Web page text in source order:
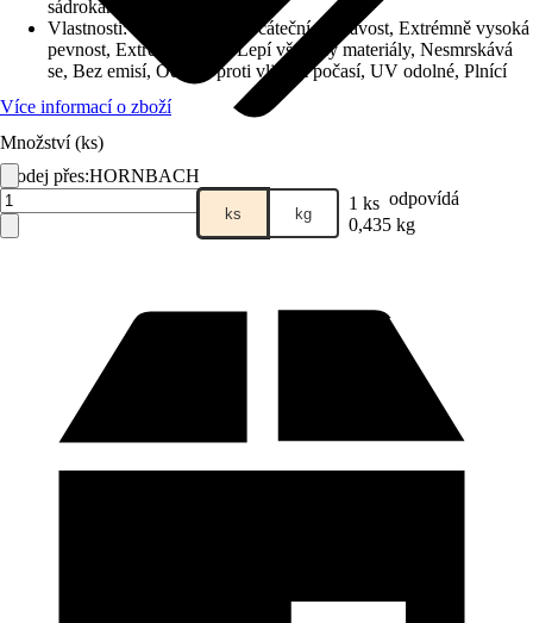
Prodej přes:HORNBACH
sádrokartonové desky
Vlastnosti: Velmi vysoká počáteční přilnavost, Extrémně vysoká
pevnost, Extrémně silné, Lepí všechny materiály, Nesmrskává
se, Bez emisí, Odolné proti vlivům počasí, UV odolné, Plnící
Více informací o zboží
Množství (ks)
ks kg 1 ks odpovídá
0,435 kg